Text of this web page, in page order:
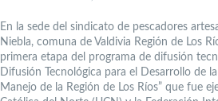
En la sede del sindicato de pescadores
Niebla, comuna de Valdivia Región de Los
primera etapa del programa de difusión
Difusión Tecnológica para el Desarrollo de
Manejo de la Región de Los Ríos” que fue